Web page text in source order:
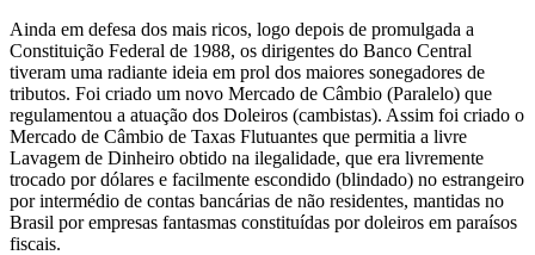
Ainda em defesa dos mais ricos, logo depois de promulgada a
Constituição Federal de 1988, os dirigentes do Banco Central
tiveram uma radiante ideia em prol dos maiores sonegadores de
tributos. Foi criado um novo Mercado de Câmbio (Paralelo) que
regulamentou a atuação dos Doleiros (cambistas). Assim foi criado o
Mercado de Câmbio de Taxas Flutuantes que permitia a livre
Lavagem de Dinheiro obtido na ilegalidade, que era livremente
trocado por dólares e facilmente escondido (blindado) no estrangeiro
por intermédio de contas bancárias de não residentes, mantidas no
Brasil por empresas fantasmas constituídas por doleiros em paraísos
fiscais.